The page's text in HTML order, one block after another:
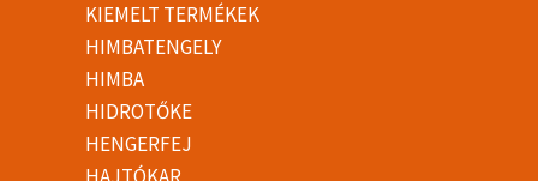
KIEMELT TERMÉKEK
HIMBATENGELY
HIMBA
HIDROTŐKE
HENGERFEJ